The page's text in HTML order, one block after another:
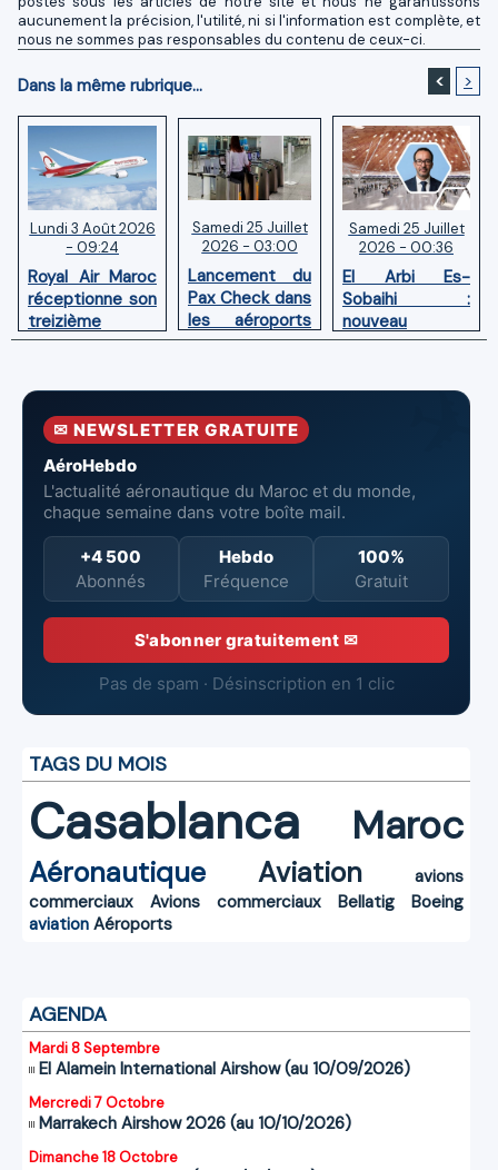
aucunement la précision, l'utilité, ni si l'information est complète, et
nous ne sommes pas responsables du contenu de ceux-ci.
Dans la même rubrique... < >
Lundi 3 Août 2026
- 09:24
Royal Air Maroc
réceptionne son
treizième
Boeing 787
Samedi 25 Juillet
2026 - 03:00
Lancement du
Pax Check dans
les aéroports
du Maroc
Samedi 25 Juillet
2026 - 00:36
El Arbi Es-
Sobaihi :
nouveau
directeur à la
l’Aéroport
Mohammed V
✉ NEWSLETTER GRATUITE
AéroHebdo
L'actualité aéronautique du Maroc et du monde,
chaque semaine dans votre boîte mail.
+4 500
Abonnés
Hebdo
Fréquence
100%
Gratuit
S'abonner gratuitement ✉
Pas de spam · Désinscription en 1 clic
TAGS DU MOIS
Casablanca Maroc
Aéronautique Aviation
avions
commerciaux
Avions commerciaux Bellatig
Boeing
aviation Aéroports
AGENDA
Mardi 8 Septembre
El Alamein International Airshow (au 10/09/2026)
Mercredi 7 Octobre
Marrakech Airshow 2026 (au 10/10/2026)
Dimanche 18 Octobre